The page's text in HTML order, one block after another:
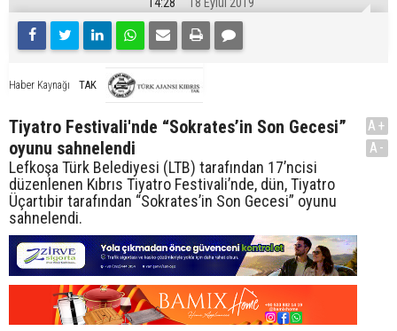
Haber Kaynağı TAK
Tiyatro Festivali'nde “Sokrates’in Son Gecesi”
oyunu sahnelendi
Lefkoşa Türk Belediyesi (LTB) tarafından 17’ncisi
düzenlenen Kıbrıs Tiyatro Festivali’nde, dün, Tiyatro
Üçartıbir tarafından “Sokrates’in Son Gecesi” oyunu
sahnelendi.
A+
A-